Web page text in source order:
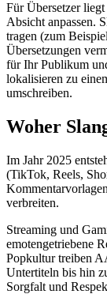
Für Übersetzer
Absicht anpassen.
tragen (zum
Übersetzungen
für Ihr Publikum
lokalisieren zu
umschreiben.
Woher
Im Jahr 2025
(TikTok, Reels,
verbreiten.
Streaming und
emotengetriebene
Popkultur treiben
Untertiteln bis hin
Sorgfalt und